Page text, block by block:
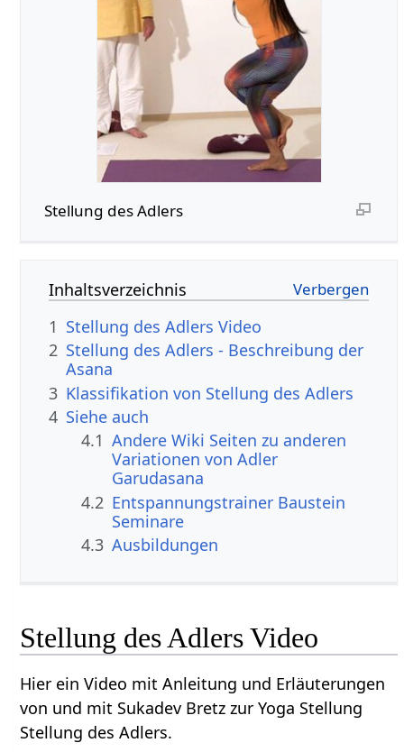
Stellung des Adlers
Inhaltsverzeichnis
1 Stellung des Adlers Video
2 Stellung des Adlers - Beschreibung der
Asana
3 Klassifikation von Stellung des Adlers
4 Siehe auch
4.1 Andere Wiki Seiten zu anderen
Variationen von Adler
Garudasana
4.2 Entspannungstrainer Baustein
Seminare
4.3 Ausbildungen
Stellung des Adlers Video
Hier ein Video mit Anleitung und Erläuterungen
von und mit Sukadev Bretz zur Yoga Stellung
Stellung des Adlers.